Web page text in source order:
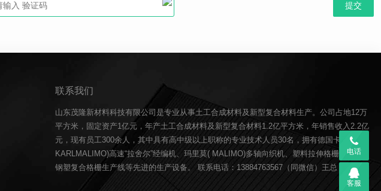
联系我们
山东茂隆新材料科技有限公司是专业从事土工合成材料及新型复合材料生产。公司占地12万
平方米，固定资产1亿元，年产土工合成材料及新型复合材料1.2亿平方米，年销售收入2.2亿
元，现有员工300余人，其中具有高中级以上职称的专业技术人员30名，拥有德国卡尔迈耶(
KARLMALIMO)高速“拉舍尔”经编机、玛里莫( MALIMO)多轴向织机、塑料拉伸格栅生产线、
钢塑复合格栅生产线等先进的生产设备。 联系电话：13884763567（同微信）王总
电话
客服